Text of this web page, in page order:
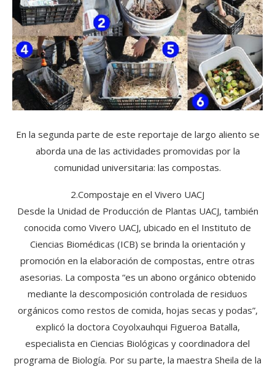
En la segunda parte de este reportaje de largo aliento se
aborda una de las actividades promovidas por la
comunidad universitaria: las compostas.
2.Compostaje en el Vivero UACJ
Desde la Unidad de Producción de Plantas UACJ, también
conocida como Vivero UACJ, ubicado en el Instituto de
Ciencias Biomédicas (ICB) se brinda la orientación y
promoción en la elaboración de compostas, entre otras
asesorias. La composta “es un abono orgánico obtenido
mediante la descomposición controlada de residuos
orgánicos como restos de comida, hojas secas y podas”,
explicó la doctora Coyolxauhqui Figueroa Batalla,
especialista en Ciencias Biológicas y coordinadora del
programa de Biología. Por su parte, la maestra Sheila de la